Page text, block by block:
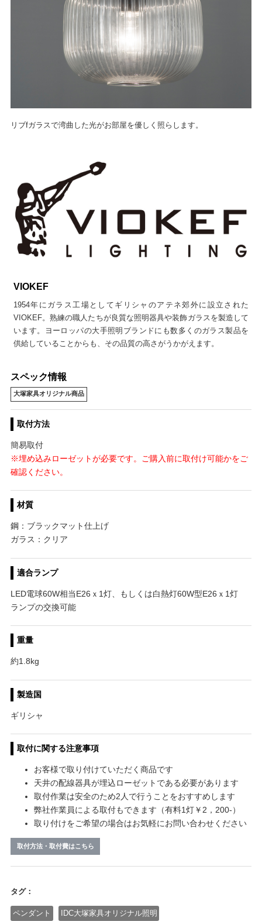
リブfガラスで湾曲した光がお部屋を優しく照らします。
VIOKEF
1954年にガラス工場としてギリシャのアテネ郊外に設立された
VIOKEF。熟練の職人たちが良質な照明器具や装飾ガラスを製造して
います。ヨーロッパの大手照明ブランドにも数多くのガラス製品を
供給していることからも、その品質の高さがうかがえます。
スペック情報
大塚家具オリジナル商品
取付方法
簡易取付
※埋め込みローゼットが必要です。ご購入前に取付け可能かをご
確認ください。
材質
鋼：ブラックマット仕上げ
ガラス：クリア
適合ランプ
LED電球60W相当E26ｘ1灯、もしくは白熱灯60W型E26ｘ1灯
ランプの交換可能
重量
約1.8kg
製造国
ギリシャ
取付に関する注意事項
お客様で取り付けていただく商品です
天井の配線器具が埋込ローゼットである必要があります
取付作業は安全のため2人で行うことをおすすめします
弊社作業員による取付もできます（有料1灯￥2，200-）
取り付けをご希望の場合はお気軽にお問い合わせください
取付方法・取付費はこちら
タグ：
ペンダント IDC大塚家具オリジナル照明